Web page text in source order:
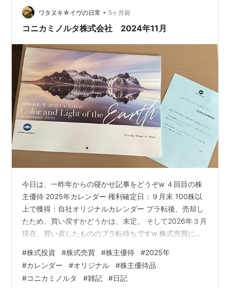
ワタヌキ☆イヴの日常 • 5ヶ月前
コニカミノルタ株式会社 2024年11月
今日は、一昨年からの寝かせ記事をどうぞw ４回目の株
主優待 2025年カレンダー 権利確定日：９月末 100株以
上で獲得：自社オリジナルカレンダー プラ転後、売却し
たため、買い戻すかどうかは、未定。 そして2026年３月
現在、買い戻したもののプラ転待ちですw 株式売買につ
だけど 利益が少ないのは、まだいいとして塩漬けしちゃ
ってる株もw 興味ある優待を１回もらったら手放しちゃ
う銘柄もあるし ぼちぼち楽しみながらやってる感じか
#株式投資 #株式売買 #株主優待 #2025年
#カレンダー #オリジナル #株主優待品
#コニカミノルタ #雑記 #日記